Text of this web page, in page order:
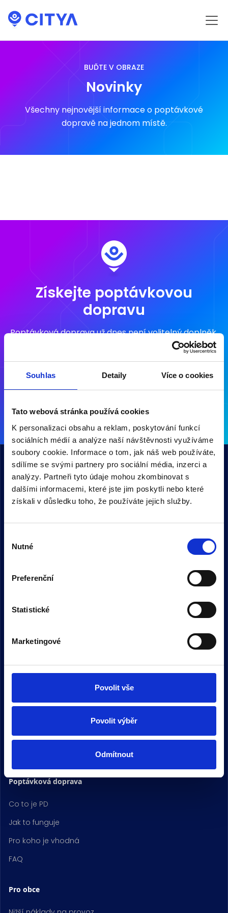
Souhlas Detaily Více o cookies
Tato webová stránka používá cookies
K personalizaci obsahu a reklam, poskytování funkcí
sociálních médií a analýze naší návštěvnosti využíváme
soubory cookie. Informace o tom, jak náš web používáte,
sdílíme se svými partnery pro sociální média, inzerci a
analýzy. Partneři tyto údaje mohou zkombinovat s
dalšími informacemi, které jste jim poskytli nebo které
získali v důsledku toho, že používáte jejich služby.
souhlasu
Nutné
Preferenční
Statistické
Marketingové
Povolit vše
Povolit výběr
Odmítnout
BUĎTE V OBRAZE
Novinky
Všechny nejnovější informace o poptávkové
dopravě na jednom místě.
Získejte poptávkovou
dopravu
Poptávková doprava už dnes není volitelný doplněk,
ale povinná výbava jakékoli efektivní dopravní
koncepce.
Kontaktujte nás
prostředí i vaše rozpočty. Poptávkovou
Aplikace pro řidiče
Citya Allocator Engine
Společnost Citya
Kariéra
Poptávková doprava
Co to je PD
Jak to funguje
Pro koho je vhodná
FAQ
Pro obce